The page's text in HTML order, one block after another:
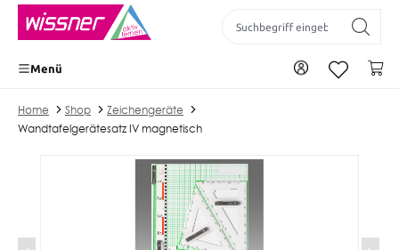
springen
Zu Ihrem Konto
Menü
Home Shop
Zeichengeräte
Wandtafelgerätesatz IV magnetisch